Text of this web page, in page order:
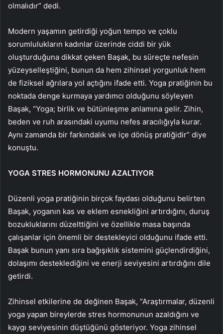
olmalıdır” dedi.
Modern yaşamın getirdiği yoğun tempo ve çoklu
sorumlulukların kadınlar üzerinde ciddi bir yük
oluşturduğuna dikkat çeken Başak, bu süreçte nefesin
yüzeyselleştiğini, bunun da hem zihinsel yorgunluk hem
de fiziksel ağrılara yol açtığını ifade etti. Yoga pratiğinin bu
noktada denge kurmaya yardımcı olduğunu söyleyen
Başak, “Yoga; birlik ve bütünleşme anlamına gelir. Zihin,
beden ve ruh arasındaki uyumu nefes aracılığıyla kurar.
Aynı zamanda bir farkındalık ve içe dönüş pratiğidir” diye
konuştu.
YOGA STRES HORMONUNU AZALTIYOR
Düzenli yoga pratiğinin birçok faydası olduğunu belirten
Başak, yoganın kas ve eklem esnekliğini artırdığını, duruş
bozukluklarını düzelttiğini ve özellikle masa başında
çalışanlar için önemli bir destekleyici olduğunu ifade etti.
Başak bunun yanı sıra bağışıklık sistemini güçlendirdiğini,
dolaşımı desteklediğini ve enerji seviyesini artırdığını dile
getirdi.
Zihinsel etkilerine de değinen Başak, “Araştırmalar, düzenli
yoga yapan bireylerde stres hormonunun azaldığını ve
kaygı seviyesinin düştüğünü gösteriyor. Yoga zihinsel